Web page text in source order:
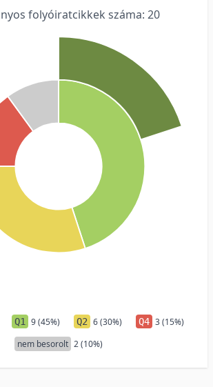
folyóiratcikkek száma: 20
Q1 9 (45%) Q2 6 (30%) Q4 3 (15%)
nem besorolt 2 (10%)